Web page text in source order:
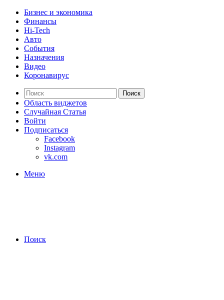
Бизнес и экономика
Финансы
Hi-Tech
Авто
События
Назначения
Видео
Коронавирус
Поиск
Область виджетов
Случайная Статья
Войти
Подписаться
Facebook
Instagram
vk.com
Меню
Поиск